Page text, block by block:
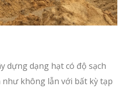
dựng dạng hạt có độ sạch
không lẫn với bất kỳ tạp